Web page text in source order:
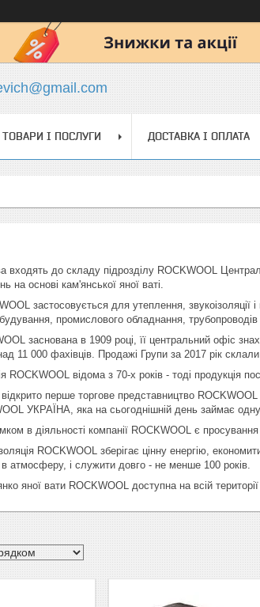
ТОВАРИ І ПОСЛУГИ ДОСТАВКА І ОПЛАТА
входять до складу підрозділу ROCKWOOL
на основі кам'янської яної ваті.
застосовується для утеплення, звукоізоляції
промислового обладнання, трубопроводів
заснована в 1909 році, її центральний офіс
11 000 фахівців. Продажі Групи за 2017 рік
ROCKWOOL відома з 70-х років - тоді
перше торгове представництво
УКРАЇНА, яка на сьогоднішній день займає
в діяльності компанії ROCKWOOL є
ROCKWOOL зберігає цінну енергію,
в атмосферу, і служити довго - не менше 100 років.
яної вати ROCKWOOL доступна на всій території